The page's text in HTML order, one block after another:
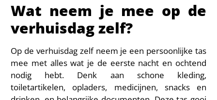
Wat neem je mee op de
verhuisdag zelf?
Op de verhuisdag zelf neem je een persoonlijke tas
mee met alles wat je de eerste nacht en ochtend
nodig hebt. Denk aan schone kleding,
toiletartikelen, opladers, medicijnen, snacks en